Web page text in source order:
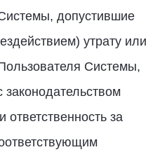
допустившие
утрату или
Системы,
законодательством
за